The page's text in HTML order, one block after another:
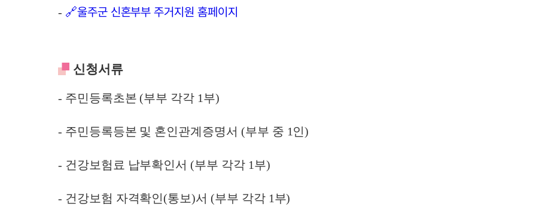
- 🔗울주군 신혼부부 주거지원 홈페이지
신청서류
- 주민등록초본 (부부 각각 1부)
- 주민등록등본 및 혼인관계증명서 (부부 중 1인)
- 건강보험료 납부확인서 (부부 각각 1부)
- 건강보험 자격확인(통보)서 (부부 각각 1부)